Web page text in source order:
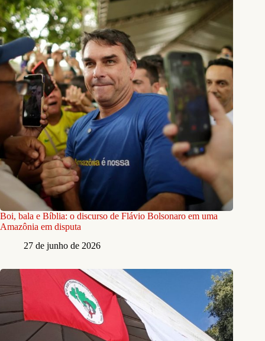
Boi, bala e Bíblia: o discurso de Flávio Bolsonaro em uma
Amazônia em disputa
27 de junho de 2026